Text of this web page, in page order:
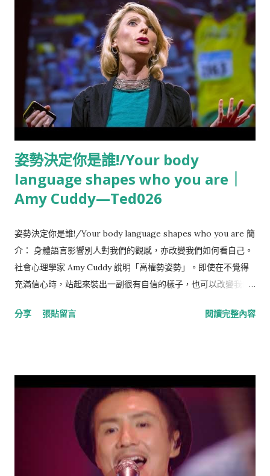
different happy lives. The first happy life is the pleasant
life. This is a life in which you have as much positive
emotion as you possibly can, and the skills to amplify it.
The second is a life of engagement : a life in your work,
your parenting, your love, your leisure; time stops for you.
That's what Aristotle was talking about. And third, the
meaningful life. 簡介： 塞利格曼談心理學--一門學科，一對一
的心理咨詢。它已經不僅是對付心理疾病，現代心理學能幫助我
們達成什麼? Martin Seligman talks about psychology -- as a
field of study and as it works one-on-one with each patient
and each pra...
姿勢決定你是誰!/Your body
language shapes who you are｜
Amy Cuddy—Ted026
姿勢決定你是誰!/Your body language shapes who you are 簡
介： 身體語言影響別人對我們的觀感，亦改變我們如何看自己。
社會心理學家 Amy Cuddy 說明「高權勢姿勢」。即使在不覺得
充滿信心時，站起來裝出一副很有自信的樣子，也可以改變我們
(NOTE: Some of the findings presented in this talk have
Amy Cuddy's response.) Body language affects how others
see us, but it may also change how we see ourselves. Social
psychologist Amy Cuddy argues that "power posing" --
standing in a posture of confidence, even when we don't
feel confident -- can boost feelings of confidence, and
might have an impact on our chances for success. 中英逐字
分享 張貼留言 閱讀完整內容